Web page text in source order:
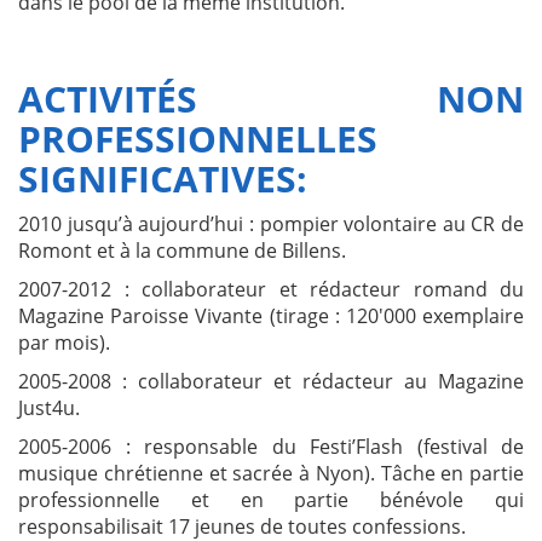
ACTIVITÉS NON
PROFESSIONNELLES
SIGNIFICATIVES:
2010 jusqu’à aujourd’hui : pompier volontaire au CR de
Romont et à la commune de Billens.
2007-2012 : collaborateur et rédacteur romand du
Magazine Paroisse Vivante (tirage : 120'000 exemplaire
par mois).
2005-2008 : collaborateur et rédacteur au Magazine
Just4u.
2005-2006 : responsable du Festi’Flash (festival de
musique chrétienne et sacrée à Nyon). Tâche en partie
professionnelle et en partie bénévole qui
responsabilisait 17 jeunes de toutes confessions.